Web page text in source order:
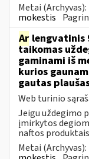
Metai (Archyvas):
mokestis
Ar lengvatinis
taikomas
gaminami iš
kurios
gautas
Web turinio
Jeigu uždegimo
įmirkytos
naftos
Metai (Archyvas):